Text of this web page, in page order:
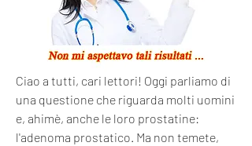
Ciao a tutti, cari lettori! Oggi parliamo di
una questione che riguarda molti uomini
e, ahimè, anche le loro prostatine:
l'adenoma prostatico. Ma non temete,